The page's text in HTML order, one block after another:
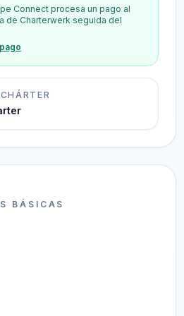
BÁSICAS
Connect procesa un pago al
de Charterwerk seguida del